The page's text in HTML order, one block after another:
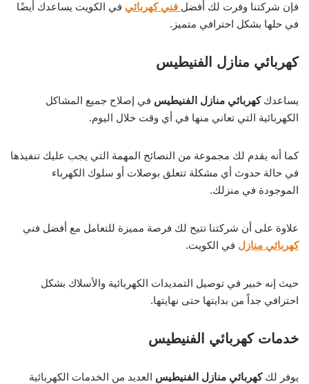
فإن شركتنا وفرت لك أفضل فني كهربائي في الكويت يساعدك أيضًا
في حلها بشكل احترافي متميز.
كهربائي منازل الفنيطيس
يساعدككهربائي منازل الفنيطيس في إصلاح جميع المشاكل
الكهربائية التي تعاني منها في أي وقت خلال اليوم.
كما أنه يقدم لك مجموعة من النصائح المهمة التي يجب عليك تنفيذها
في حالة حدوث أي مشكلة تتعلق بوصلات أو سلوك الكهرباء
الموجودة في منزلك.
علاوة على أن شركتنا تتيح لك فرصة مميزة للتعامل مع أفضل فني
كهربائي منازل في الكويت.
حيث إنه خبير في توصيل التمديدات الكهربائية والأسلاك بشكل
احترافي جداً من بدايتها حتى نهايتها.
خدمات كهربائي الفنيطيس
يوفر لككهربائي منازل الفنيطيس العديد من الخدمات الكهربائية